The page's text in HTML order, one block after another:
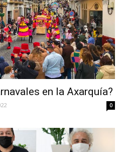
en la Axarquía?
0